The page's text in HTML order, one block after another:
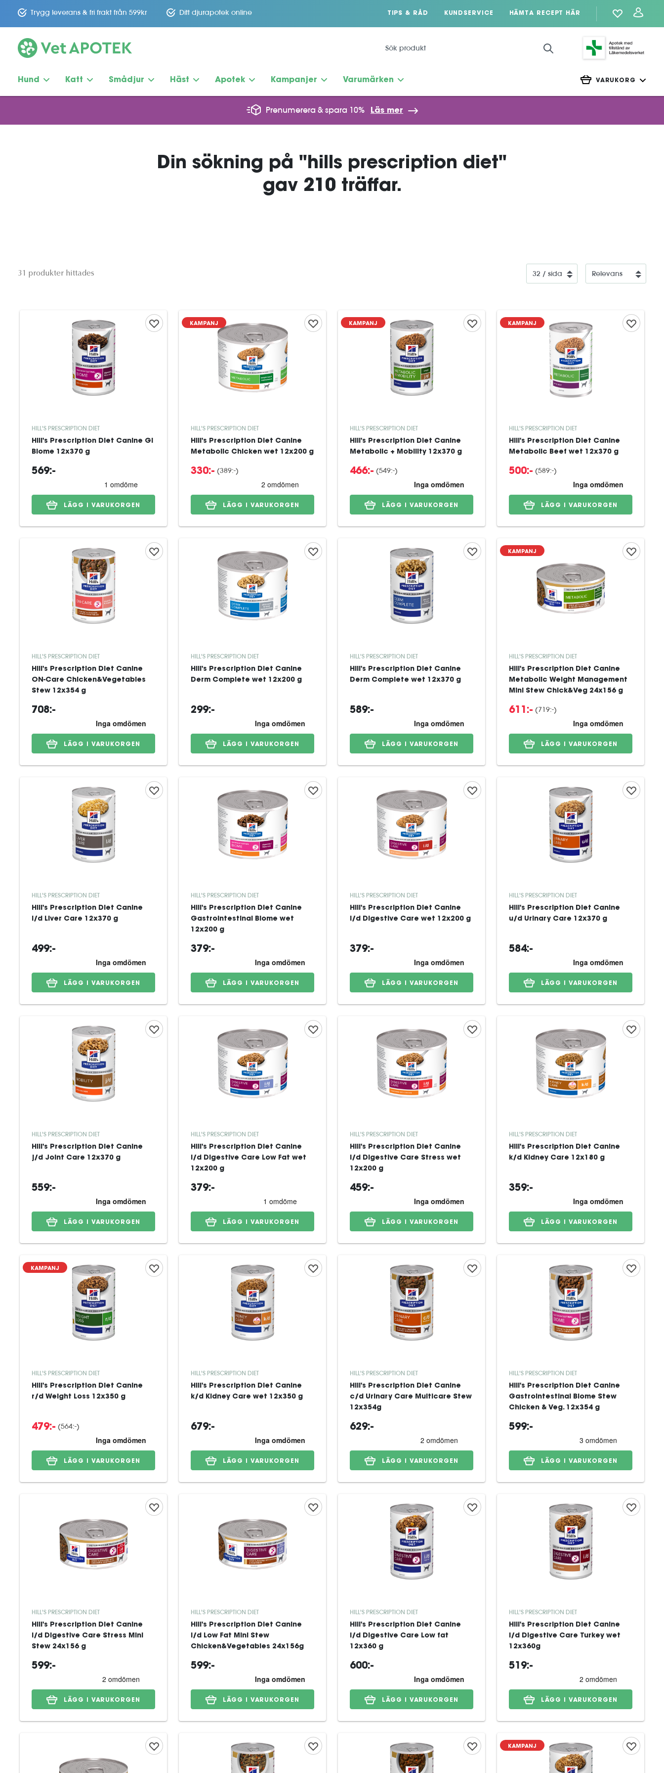
Trygg leverans & fri frakt från 599kr Ditt djurapotek online TIPS & RÅD KUNDSERVICE HÄMTA RECEPT HÄR
Hund Katt Smådjur Häst Apotek Kampanjer Varumärken VARUKORG
Prenumerera & spara 10% Läs mer
Din sökning på "hills prescription diet"
gav 210 träffar.
31 produkter hittades
HILL'S PRESCRIPTION DIET
Hill's Prescription Diet Canine GI
Biome 12x370 g
569:-
LÄGG I VARUKORGEN
KAMPANJ
HILL'S PRESCRIPTION DIET
Hill's Prescription Diet Canine
Metabolic Chicken wet 12x200 g
330:- (389:-)
LÄGG I VARUKORGEN
KAMPANJ
HILL'S PRESCRIPTION DIET
Hill's Prescription Diet Canine
Metabolic + Mobility 12x370 g
466:- (549:-)
LÄGG I VARUKORGEN
KAMPANJ
HILL'S PRESCRIPTION DIET
Hill's Prescription Diet Canine
Metabolic Beef wet 12x370 g
500:- (589:-)
LÄGG I VARUKORGEN
HILL'S PRESCRIPTION DIET
Hill's Prescription Diet Canine
ON-Care Chicken&Vegetables
Stew 12x354 g
708:-
LÄGG I VARUKORGEN
HILL'S PRESCRIPTION DIET
Hill's Prescription Diet Canine
Derm Complete wet 12x200 g
299:-
LÄGG I VARUKORGEN
HILL'S PRESCRIPTION DIET
Hill's Prescription Diet Canine
Derm Complete wet 12x370 g
589:-
LÄGG I VARUKORGEN
KAMPANJ
HILL'S PRESCRIPTION DIET
Hill's Prescription Diet Canine
Metabolic Weight Management
Mini Stew Chick&Veg 24x156 g
611:- (719:-)
LÄGG I VARUKORGEN
HILL'S PRESCRIPTION DIET
Hill's Prescription Diet Canine
l/d Liver Care 12x370 g
499:-
LÄGG I VARUKORGEN
HILL'S PRESCRIPTION DIET
Hill's Prescription Diet Canine
Gastrointestinal Biome wet
12x200 g
379:-
LÄGG I VARUKORGEN
HILL'S PRESCRIPTION DIET
Hill's Prescription Diet Canine
i/d Digestive Care wet 12x200 g
379:-
LÄGG I VARUKORGEN
HILL'S PRESCRIPTION DIET
Hill's Prescription Diet Canine
u/d Urinary Care 12x370 g
584:-
LÄGG I VARUKORGEN
HILL'S PRESCRIPTION DIET
Hill's Prescription Diet Canine
j/d Joint Care 12x370 g
559:-
LÄGG I VARUKORGEN
HILL'S PRESCRIPTION DIET
Hill's Prescription Diet Canine
i/d Digestive Care Low Fat wet
12x200 g
379:-
LÄGG I VARUKORGEN
HILL'S PRESCRIPTION DIET
Hill's Prescription Diet Canine
i/d Digestive Care Stress wet
12x200 g
459:-
LÄGG I VARUKORGEN
HILL'S PRESCRIPTION DIET
Hill's Prescription Diet Canine
k/d Kidney Care 12x180 g
359:-
LÄGG I VARUKORGEN
KAMPANJ
HILL'S PRESCRIPTION DIET
Hill's Prescription Diet Canine
r/d Weight Loss 12x350 g
479:- (564:-)
LÄGG I VARUKORGEN
HILL'S PRESCRIPTION DIET
Hill's Prescription Diet Canine
k/d Kidney Care wet 12x350 g
679:-
LÄGG I VARUKORGEN
HILL'S PRESCRIPTION DIET
Hill's Prescription Diet Canine
c/d Urinary Care Multicare Stew
12x354g
629:-
LÄGG I VARUKORGEN
HILL'S PRESCRIPTION DIET
Hill's Prescription Diet Canine
Gastrointestinal Biome Stew
Chicken & Veg. 12x354 g
599:-
LÄGG I VARUKORGEN
HILL'S PRESCRIPTION DIET
Hill's Prescription Diet Canine
i/d Digestive Care Stress Mini
Stew 24x156 g
599:-
LÄGG I VARUKORGEN
HILL'S PRESCRIPTION DIET
Hill's Prescription Diet Canine
i/d Low Fat Mini Stew
Chicken&Vegetables 24x156g
599:-
LÄGG I VARUKORGEN
HILL'S PRESCRIPTION DIET
Hill's Prescription Diet Canine
i/d Digestive Care Low fat
12x360 g
600:-
LÄGG I VARUKORGEN
HILL'S PRESCRIPTION DIET
Hill's Prescription Diet Canine
i/d Digestive Care Turkey wet
12x360g
519:-
LÄGG I VARUKORGEN
KAMPANJ